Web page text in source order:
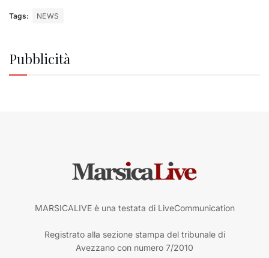
Tags: NEWS
Pubblicità
MARSICALIVE è una testata di LiveCommunication
Registrato alla sezione stampa del tribunale di
Avezzano con numero 7/2010